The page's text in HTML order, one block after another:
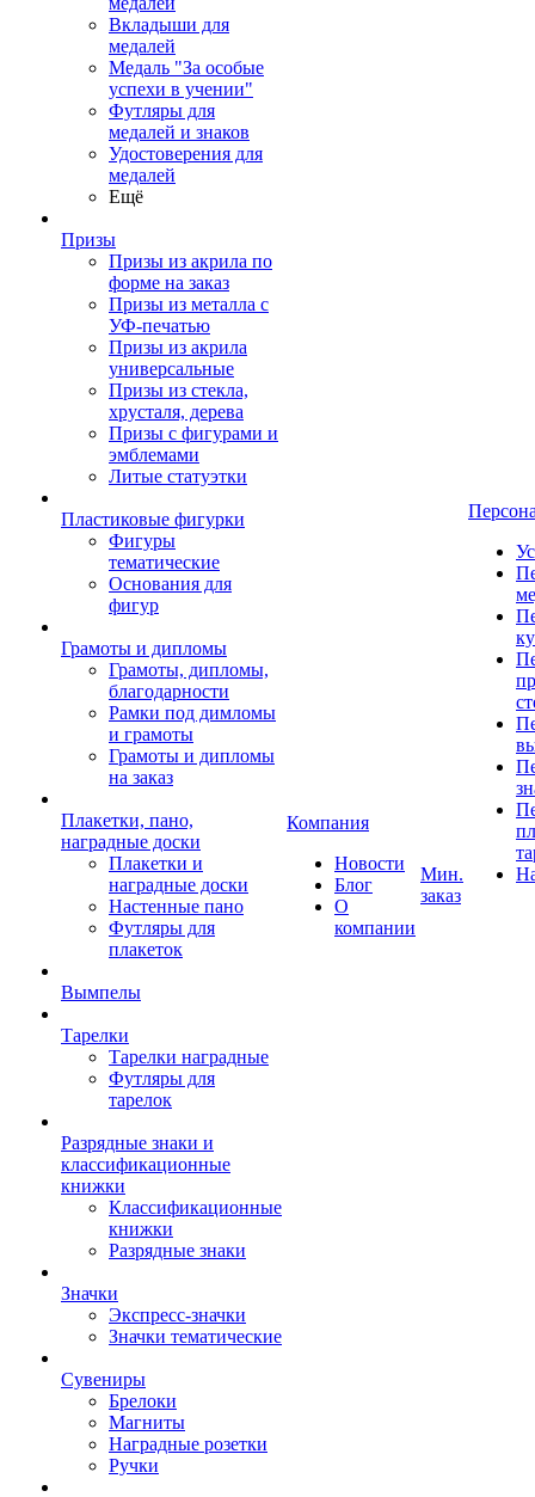
Вкладыши для
медалей
Медаль "За особые
успехи в учении"
Футляры для
медалей и знаков
Удостоверения для
медалей
Ещё
Призы
Призы из акрила по
форме на заказ
Призы из металла с
УФ-печатью
Призы из акрила
универсальные
Призы из стекла,
хрусталя, дерева
Призы с фигурами и
эмблемами
Литые статуэтки
Пластиковые фигурки
Фигуры
тематические
Основания для
фигур
Грамоты и дипломы
Грамоты, дипломы,
благодарности
Рамки под димломы
и грамоты
Грамоты и дипломы
на заказ
Плакетки, пано,
наградные доски
Плакетки и
наградные доски
Настенные пано
Футляры для
плакеток
Вымпелы
Тарелки
Тарелки наградные
Футляры для
тарелок
Разрядные знаки и
классификационные
книжки
Классификационные
книжки
Разрядные знаки
Значки
Экспресс-значки
Значки тематические
Сувениры
Брелоки
Магниты
Наградные розетки
Ручки
Компания
Новости
Блог
О
компании
Мин.
заказ